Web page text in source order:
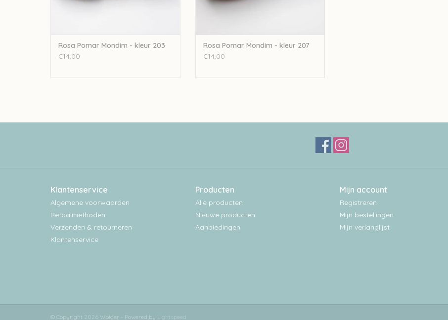
Rosa Pomar Mondim - kleur 203
€14,00
Rosa Pomar Mondim - kleur 207
€14,00
Klantenservice
Algemene voorwaarden
Betaalmethoden
Verzenden & retourneren
Klantenservice
Producten
Alle producten
Nieuwe producten
Aanbiedingen
Mijn account
Registreren
Mijn bestellingen
Mijn verlanglijst
© Copyright 2026 Wolder - Powered by Lightspeed